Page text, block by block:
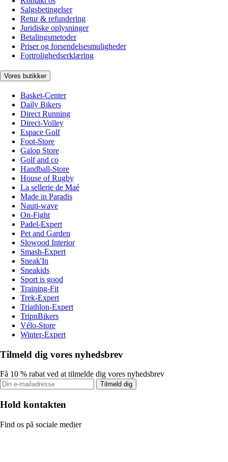
Salgsbetingelser
Retur & refundering
Juridiske oplysninger
Betalingsmetoder
Priser og forsendelsesmuligheder
Fortrolighedserklæring
Vores butikker
Basket-Center
Daily Bikers
Direct Running
Direct-Volley
Espace Golf
Foot-Store
Galop Store
Golf and co
Handball-Store
House of Rugby
La sellerie de Maé
Made in Paradis
Nauti-wave
On-Fight
Padel-Expert
Pet and Garden
Slowood Interior
Smash-Expert
Sneak'In
Sneakids
Sport is good
Training-Fit
Trek-Expert
Triathlon-Expert
TripnBikers
Vélo-Store
Winter-Expert
Tilmeld dig vores nyhedsbrev
Få 10 % rabat ved at tilmelde dig vores nyhedsbrev
Tilmeld dig
Hold kontakten
Find os på sociale medier